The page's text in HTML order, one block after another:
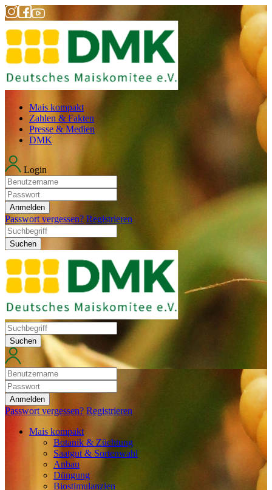
Mais kompakt
Zahlen & Fakten
Presse & Medien
DMK
Login
Anmelden
Passwort vergessen? Registrieren
Suchen
Suchen
Anmelden
Passwort vergessen? Registrieren
Mais kompakt
Botanik & Züchtung
Saatgut & Sortenwahl
Anbau
Düngung
Biostimulanzien